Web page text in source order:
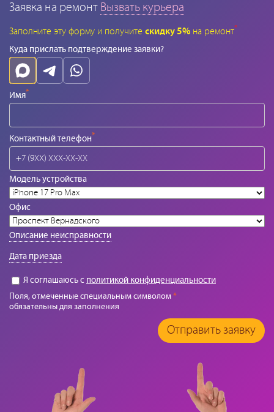
Заявка на ремонт Вызвать курьера
Заполните эту форму и получите скидку 5% на ремонт*
Куда прислать подтверждение заявки?
Имя*
Контактный телефон*
Модель устройства
Офис
Описание неисправности
Дата приезда
Я соглашаюсь с политикой конфиденциальности
Поля, отмеченные специальным символом*
обязательны для заполнения
Отправить заявку